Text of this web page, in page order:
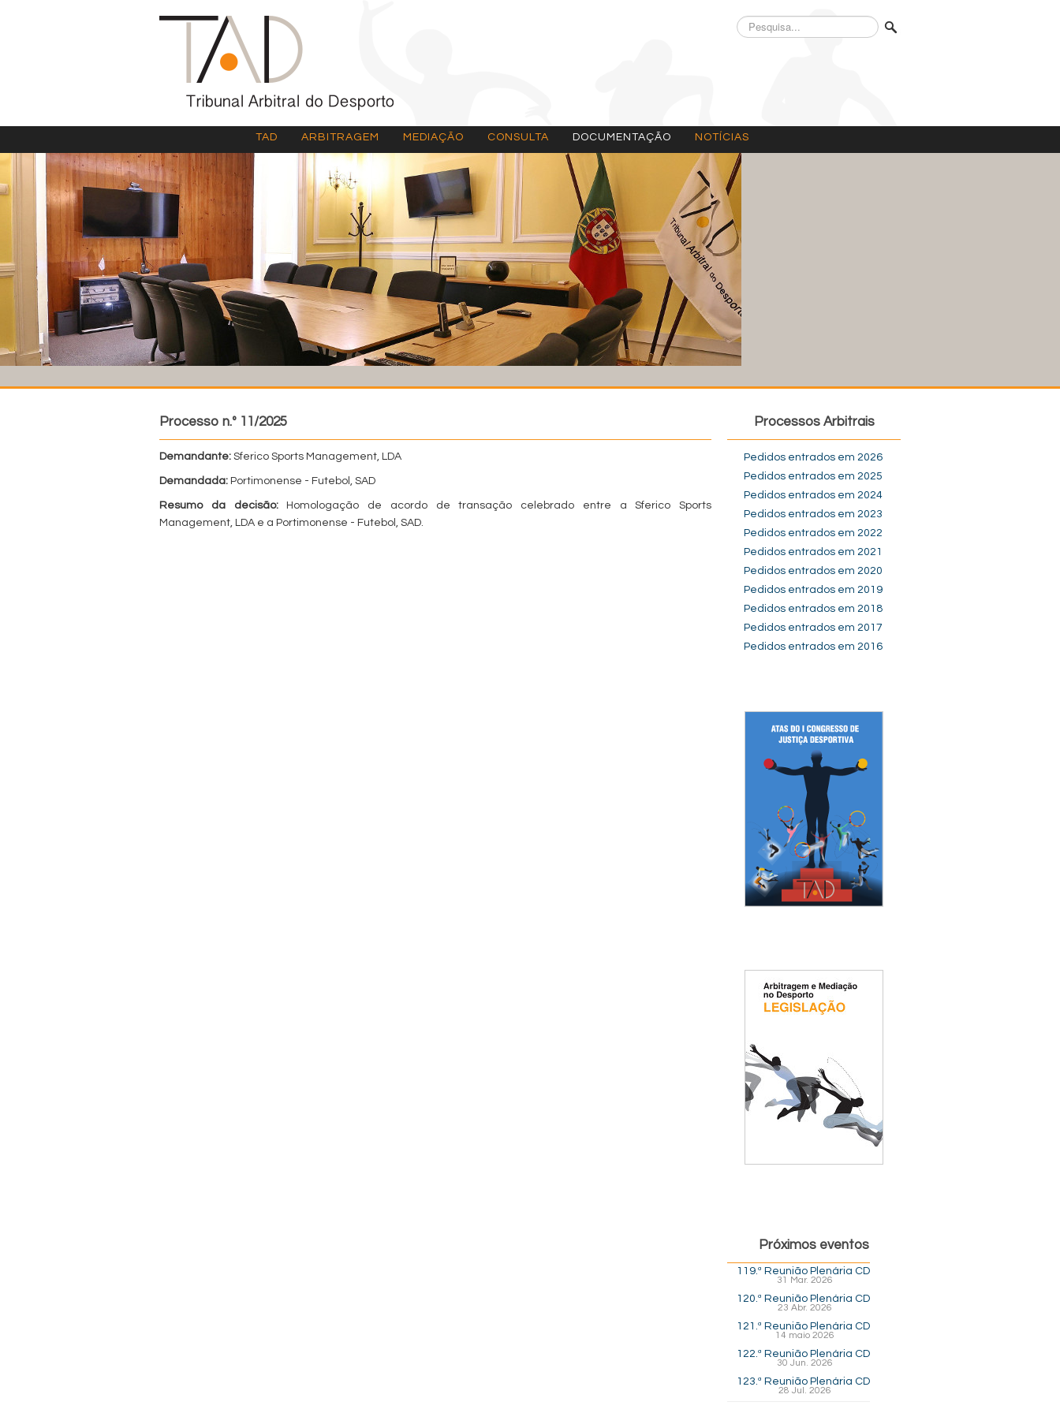
Pesquisa...
TAD ARBITRAGEM MEDIAÇÃO CONSULTA DOCUMENTAÇÃO NOTÍCIAS
Processo n.º 11/2025
Demandante: Sferico Sports Management, LDA
Demandada: Portimonense - Futebol, SAD
Resumo da decisão:Homologação de acordo de transação celebrado entre a Sferico Sports
Management, LDA e a Portimonense - Futebol, SAD.
Processos Arbitrais
Pedidos entrados em 2026
Pedidos entrados em 2025
Pedidos entrados em 2024
Pedidos entrados em 2023
Pedidos entrados em 2022
Pedidos entrados em 2021
Pedidos entrados em 2020
Pedidos entrados em 2019
Pedidos entrados em 2018
Pedidos entrados em 2017
Pedidos entrados em 2016
Próximos eventos
119.ª Reunião Plenária CD
31 Mar. 2026
120.ª Reunião Plenária CD
23 Abr. 2026
121.ª Reunião Plenária CD
14 maio 2026
122.ª Reunião Plenária CD
30 Jun. 2026
123.ª Reunião Plenária CD
28 Jul. 2026